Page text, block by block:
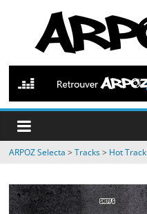
contenu
ARPOZ
Selecta
by
ARPOZ
BENNO
ARPOZ Selecta >Tracks> Hot Track